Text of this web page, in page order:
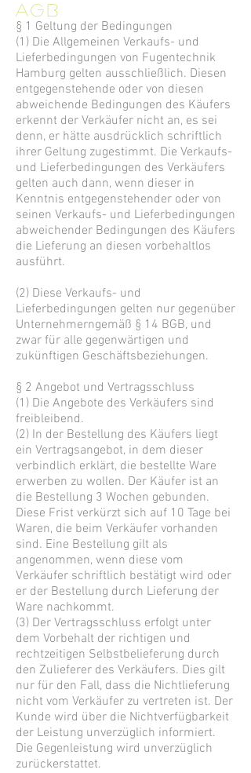
AGB
§ 1 Geltung der Bedingungen
(1) Die Allgemeinen Verkaufs- und
Lieferbedingungen von Fugentechnik
Hamburg gelten ausschließlich. Diesen
entgegenstehende oder von diesen
abweichende Bedingungen des Käufers
erkennt der Verkäufer nicht an, es sei
denn, er hätte ausdrücklich schriftlich
ihrer Geltung zugestimmt. Die Verkaufs-
und Lieferbedingungen des Verkäufers
gelten auch dann, wenn dieser in
Kenntnis entgegenstehender oder von
seinen Verkaufs- und Lieferbedingungen
abweichender Bedingungen des Käufers
die Lieferung an diesen vorbehaltlos
ausführt.
(2) Diese Verkaufs- und
Lieferbedingungen gelten nur gegenüber
Unternehmerngemäß § 14 BGB, und
zwar für alle gegenwärtigen und
zukünftigen Geschäftsbeziehungen.
§ 2 Angebot und Vertragsschluss
(1) Die Angebote des Verkäufers sind
freibleibend.
(2) In der Bestellung des Käufers liegt
ein Vertragsangebot, in dem dieser
verbindlich erklärt, die bestellte Ware
erwerben zu wollen. Der Käufer ist an
die Bestellung 3 Wochen gebunden.
Diese Frist verkürzt sich auf 10 Tage bei
Waren, die beim Verkäufer vorhanden
sind. Eine Bestellung gilt als
angenommen, wenn diese vom
Verkäufer schriftlich bestätigt wird oder
er der Bestellung durch Lieferung der
Ware nachkommt.
(3) Der Vertragsschluss erfolgt unter
dem Vorbehalt der richtigen und
rechtzeitigen Selbstbelieferung durch
den Zulieferer des Verkäufers. Dies gilt
nur für den Fall, dass die Nichtlieferung
nicht vom Verkäufer zu vertreten ist. Der
Kunde wird über die Nichtverfügbarkeit
der Leistung unverzüglich informiert.
Die Gegenleistung wird unverzüglich
zurückerstattet.